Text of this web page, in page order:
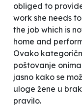
obliged to
work she needs
the job which is
home and
Ovako
poštovanje
jasno kako se
uloge žene u
pravilo.